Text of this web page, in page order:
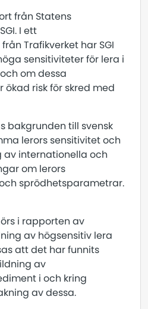
från Statens
I ett
Trafikverket har SGI
sensitiviteter för lera i
om dessa
risk för skred med
bakgrunden till svensk
lerors sensitivitet och
internationella och
om lerors
sprödhetsparametrar.
i rapporten av
av högsensitiv lera
att det har funnits
av
i och kring
av dessa.